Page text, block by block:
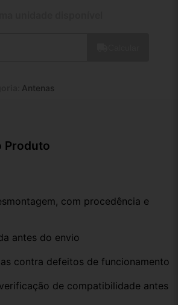
Antenas
Produto
com procedência e
antes do envio
contra defeitos de funcionamento
de compatibilidade antes